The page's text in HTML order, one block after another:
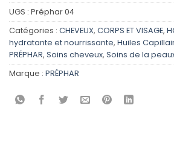
UGS : Préphar 04
Catégories : CHEVEUX, CORPS ET VISAGE,
hydratante et nourrissante, Huiles
PRÉPHAR, Soins cheveux, Soins de la
Marque : PRÉPHAR